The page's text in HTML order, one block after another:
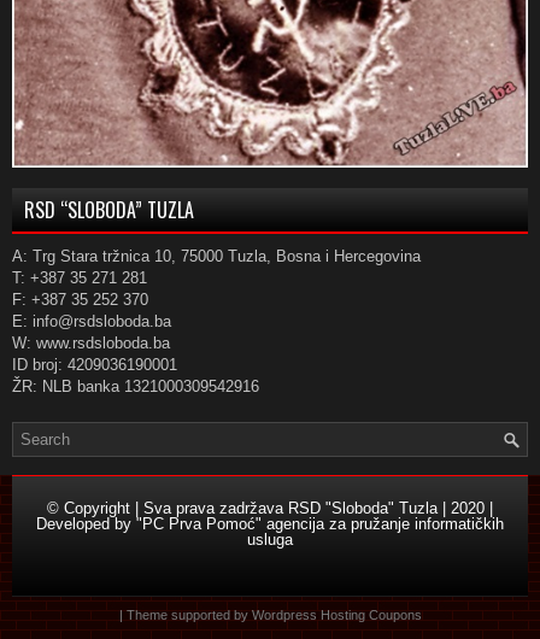
RSD “SLOBODA” TUZLA
A: Trg Stara tržnica 10, 75000 Tuzla, Bosna i Hercegovina
T: +387 35 271 281
F: +387 35 252 370
E: info@rsdsloboda.ba
W: www.rsdsloboda.ba
ID broj: 4209036190001
ŽR: NLB banka 1321000309542916
© Copyright | Sva prava zadržava RSD "Sloboda" Tuzla | 2020 |
Developed by "PC Prva Pomoć" agencija za pružanje informatičkih
usluga
| Theme supported byWordpress Hosting Coupons